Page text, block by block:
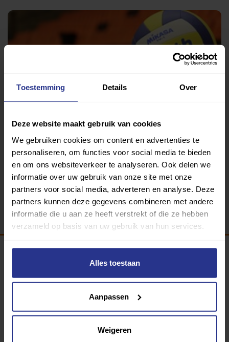
Toestemming Details Over
Deze website maakt gebruik van cookies
We gebruiken cookies om content en advertenties te
personaliseren, om functies voor social media te bieden
en om ons websiteverkeer te analyseren. Ook delen we
informatie over uw gebruik van onze site met onze
partners voor social media, adverteren en analyse. Deze
partners kunnen deze gegevens combineren met andere
informatie die u aan ze heeft verstrekt of die ze hebben
verzameld op basis van uw gebruik van hun services.
Alles toestaan
Aanpassen
Weigeren
Volleybal
SBO De Twine
Terug
340 gemeenten